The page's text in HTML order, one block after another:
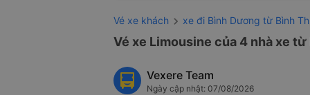
Vé xe khách xe đi Bình Dương từ Bình
Vé xe Limousine của 4 nhà xe
Vexere Team
Ngày cập nhật: 07/08/2026